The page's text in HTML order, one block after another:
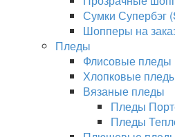
Сумки Супербэг
Шопперы на
Пледы
Флисовые пледы
Хлопковые
Вязаные пледы
Пледы
Пледы